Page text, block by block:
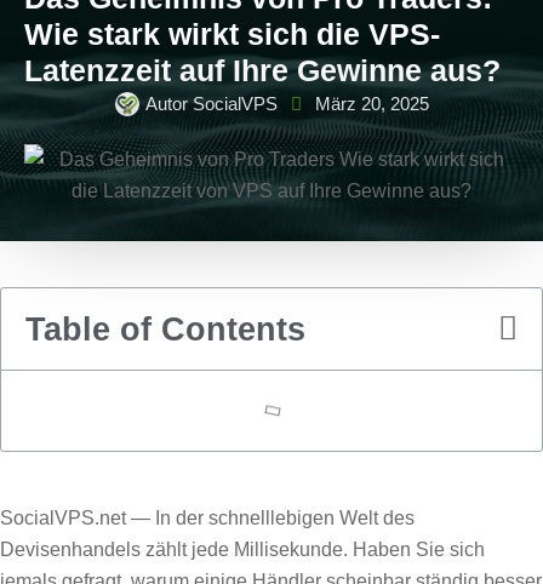
Wie stark wirkt sich die VPS-
Latenzzeit auf Ihre Gewinne aus?
Autor SocialVPS März 20, 2025
Table of Contents
SocialVPS.net — In der schnelllebigen Welt des
Devisenhandels zählt jede Millisekunde. Haben Sie sich